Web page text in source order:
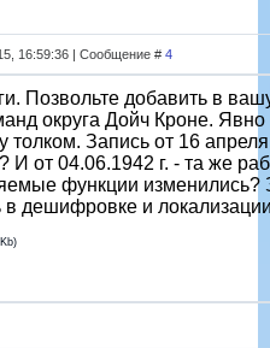
16:59:36 | Сообщение # 4
Позвольте добавить в
округа Дойч Кроне. Явно
толком. Запись от 16 апреля
И от 04.06.1942 г. - та же
функции изменились?
в дешифровке и